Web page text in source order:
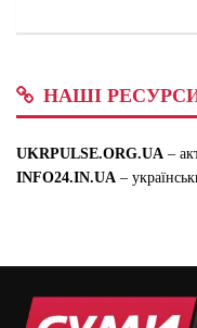
НАШІ
UKRPULSE.ORG.UA –
INFO24.IN.UA –